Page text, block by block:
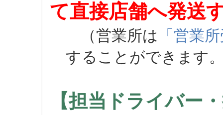
て直接店舗へ発送
（営業所は 「営業
することができます
【担当ドライバー